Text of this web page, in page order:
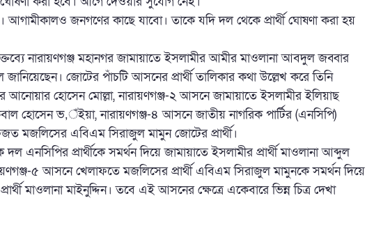
জনগণের কাছে যাবো। তাকে যদি দল থেকে প্রার্থী ঘোষণা করা হয়
নারায়ণগঞ্জ মহানগর জামায়াতে ইসলামীর আমীর মাওলানা আবদুল জব্বার
জোটের পাঁচটি আসনের প্রার্থী তালিকার কথা উল্লেখ করে তিনি
আনোয়ার হোসেন মোল্লা, নারায়ণগঞ্জ-২ আসনে জামায়াতে ইসলামীর ইলিয়াছ
হোসেন ভ‚ঁইয়া, নারায়ণগঞ্জ-৪ আসনে জাতীয় নাগরিক পার্টির (এনসিপি)
মজলিসের এবিএম সিরাজুল মামুন জোটের প্রার্থী।
এনসিপির প্রার্থীকে সমর্থন দিয়ে জামায়াতে ইসলামীর প্রার্থী মাওলানা আব্দুল
৫ আসনে খেলাফতে মজলিসের প্রার্থী এবিএম সিরাজুল মামুনকে সমর্থন দিয়ে
মাওলানা মাইনুদ্দিন। তবে এই আসনের ক্ষেত্রে একেবারে ভিন্ন চিত্র দেখা